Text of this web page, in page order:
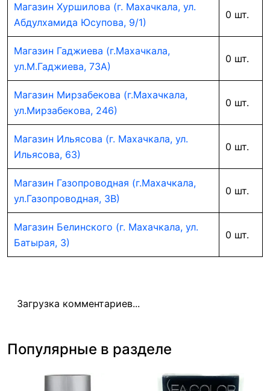
Магазин Хуршилова (г. Махачкала, ул.
Абдулхамида Юсупова, 9/1)
0 шт.
Магазин Гаджиева (г.Махачкала,
ул.М.Гаджиева, 73А)
0 шт.
Магазин Мирзабекова (г.Махачкала,
ул.Мирзабекова, 246)
0 шт.
Магазин Ильясова (г. Махачкала, ул.
Ильясова, 63)
0 шт.
Магазин Газопроводная (г.Махачкала,
ул.Газопроводная, 3В)
0 шт.
Магазин Белинского (г. Махачкала, ул.
Батырая, 3)
0 шт.
Загрузка комментариев...
Популярные в разделе